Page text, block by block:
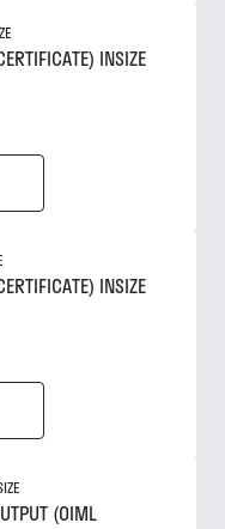
INSIZE
INSIZE
(OIML